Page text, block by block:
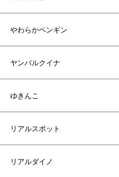
やわらかペンギン
ヤンバルクイナ
ゆきんこ
リアルスポット
リアルダイノ